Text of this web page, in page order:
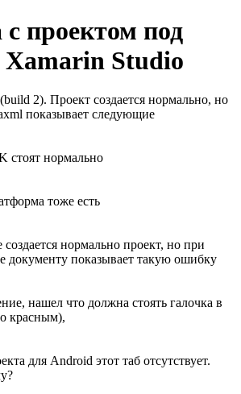
проектом под
Studio
2). Проект создается нормально, но
показывает следующие
стоят нормально
тоже есть
нормально проект, но при
документу показывает такую ошибку
нашел что должна стоять галочка в
красным),
для Android этот таб отсутствует.